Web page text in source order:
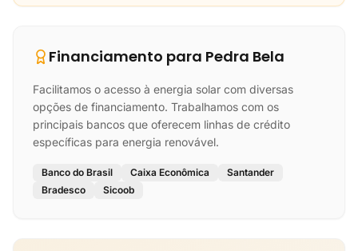
Financiamento para Pedra Bela
Facilitamos o acesso à energia solar com diversas
opções de financiamento. Trabalhamos com os
principais bancos que oferecem linhas de crédito
específicas para energia renovável.
Banco do Brasil Caixa Econômica
Santander
Bradesco
Sicoob